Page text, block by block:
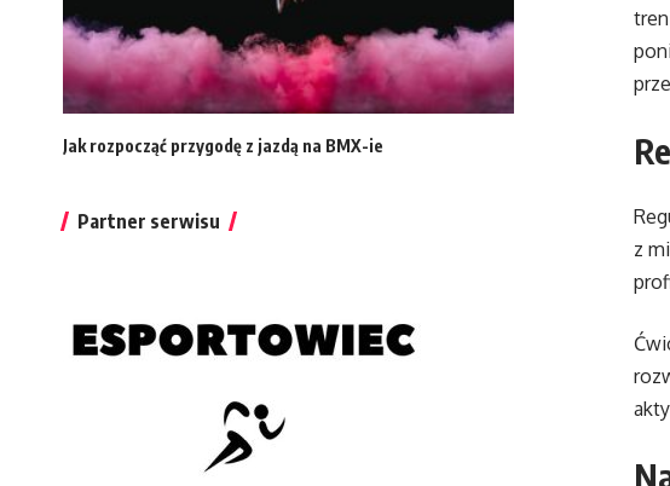
z
Jak rozpocząć przygodę z jazdą na BMX-ie
Partner serwisu